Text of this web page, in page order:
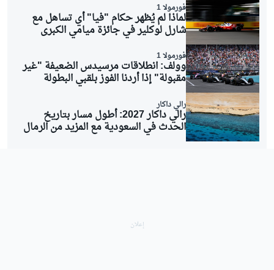
فورمولا 1
لماذا لم يُظهر حكام "فيا" أي تساهل مع
شارل لوكلير في جائزة ميامي الكبرى
فورمولا 1
وولف: انطلاقات مرسيدس الضعيفة "غير
مقبولة" إذا أردنا الفوز بلقبي البطولة
رالي داكار
رالي داكار 2027: أطول مسار بتاريخ
الحدث في السعودية مع المزيد من الرمال